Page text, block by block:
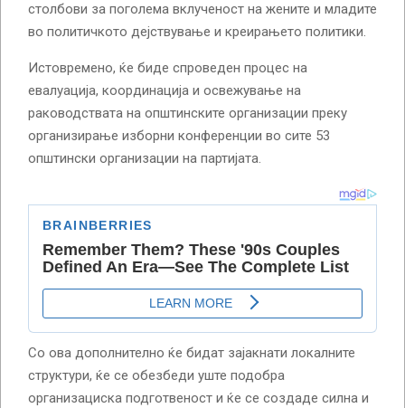
столбови за поголема вклученост на жените и младите
во политичкото дејствување и креирањето политики.
Истовремено, ќе биде спроведен процес на
евалуација, координација и освежување на
раководствата на општинските организации преку
организирање изборни конференции во сите 53
општински организации на партијата.
Со ова дополнително ќе бидат зајакнати локалните
структури, ќе се обезбеди уште подобра
организациска подготвеност и ќе се создаде силна и